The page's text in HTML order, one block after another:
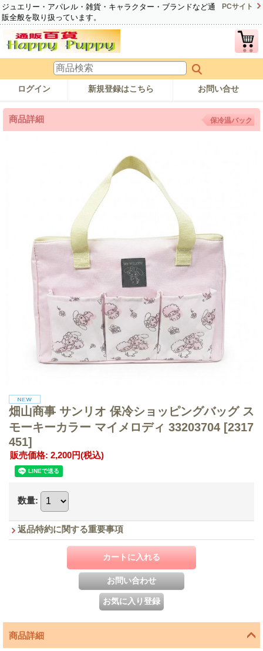
ジュエリー・アパレル・雑貨・キャラクター・ブランドなど通
販全般を取り扱っています。
PCサイト
ログイン 新規登録はこちら お問い合せ
商品詳細 保冷温バック
畑山商事 サンリオ 保冷ショッピングバッグ ス
モーキーカラー マイメロディ 33203704 [2317
451]
販売価格: 2,200円(税込)
数量:
返品特約に関する重要事項
商品詳細